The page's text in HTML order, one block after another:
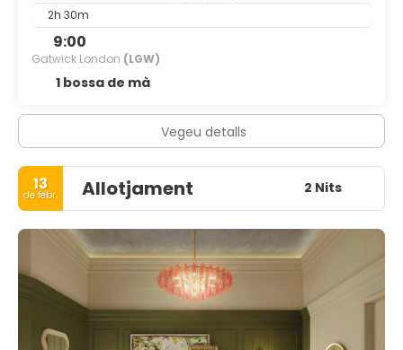
2h 30m
9:00
Gatwick London (LGW)
1 bossa de mà
Vegeu detalls
13
de febr. Allotjament 2 Nits